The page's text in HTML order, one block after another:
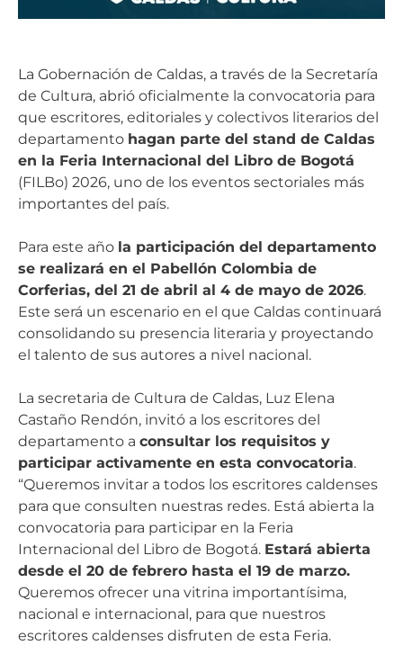
La Gobernación de Caldas, a través de la Secretaría
de Cultura, abrió oficialmente la convocatoria para
que escritores, editoriales y colectivos literarios del
departamento hagan parte del stand de Caldas
en la Feria Internacional del Libro de Bogotá
(FILBo) 2026, uno de los eventos sectoriales más
importantes del país.
Para este año la participación del departamento
se realizará en el Pabellón Colombia de
Corferias, del 21 de abril al 4 de mayo de 2026.
Este será un escenario en el que Caldas continuará
consolidando su presencia literaria y proyectando
el talento de sus autores a nivel nacional.
La secretaria de Cultura de Caldas, Luz Elena
Castaño Rendón, invitó a los escritores del
departamento a consultar los requisitos y
participar activamente en esta convocatoria.
“Queremos invitar a todos los escritores caldenses
para que consulten nuestras redes. Está abierta la
convocatoria para participar en la Feria
Internacional del Libro de Bogotá. Estará abierta
desde el 20 de febrero hasta el 19 de marzo.
Queremos ofrecer una vitrina importantísima,
nacional e internacional, para que nuestros
escritores caldenses disfruten de esta Feria.